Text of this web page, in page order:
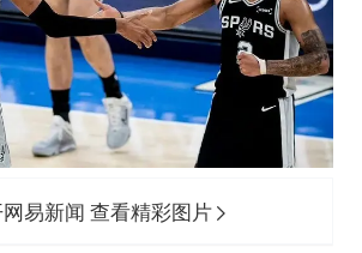
易新闻 查看精彩图片